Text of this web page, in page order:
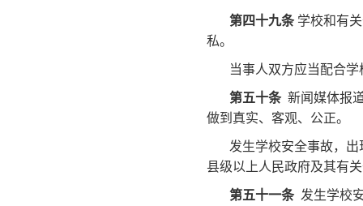
第四十九条 学校和有
私。
当事人双方应当配合
第五十条新闻媒体报
做到真实、客观、公正。
发生学校安全事故，
县级以上人民政府及其有
第五十一条发生学校